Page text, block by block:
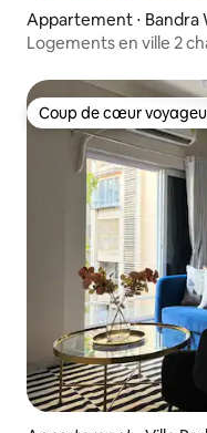
Appartement ⋅ Bandra
Logements en ville 2
Coup de cœur
Coup de cœur